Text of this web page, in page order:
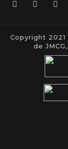
Copyright 2021
de